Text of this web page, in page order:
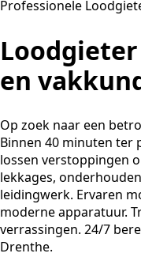
Professionele
en
Op zoek naar een
Binnen 40 minuten ter
lossen verstoppingen
lekkages,
leidingwerk. Ervaren
moderne apparatuur.
verrassingen. 24/7
Drenthe.